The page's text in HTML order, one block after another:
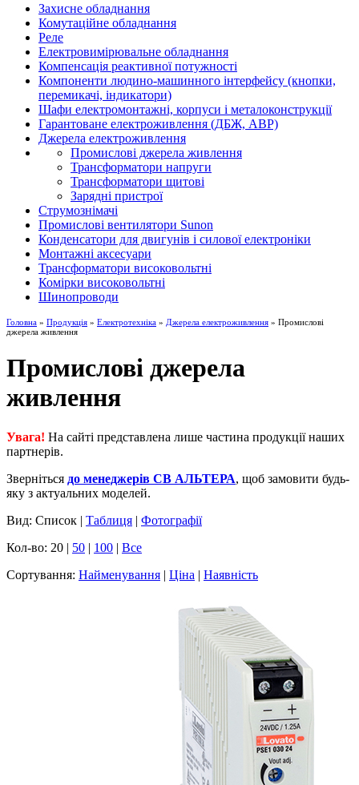
Захисне обладнання
Комутаційне обладнання
Реле
Електровимірювальне обладнання
Компенсація реактивної потужності
Компоненти людино-машинного інтерфейсу (кнопки,
перемикачі, індикатори)
Шафи електромонтажні, корпуси і металоконструкції
Гарантоване електроживлення (ДБЖ, АВР)
Джерела електроживлення
Промислові джерела живлення
Трансформатори напруги
Трансформатори щитові
Зарядні пристрої
Струмознімачі
Промислові вентилятори Sunon
Конденсатори для двигунів і силової електроніки
Монтажні аксесуари
Трансформатори високовольтні
Комірки високовольтні
Шинопроводи
Головна » Продукція » Електротехніка » Джерела електроживлення » Промислові
джерела живлення
Промислові джерела
живлення
Увага! На сайті представлена лише частина продукції наших
партнерів.
Зверніться до менеджерів СВ АЛЬТЕРА, щоб замовити будь-
яку з актуальних моделей.
Вид: Список | Таблиця | Фотографії
Кол-во: 20 | 50 | 100 | Все
Сортування: Найменування | Ціна | Наявність